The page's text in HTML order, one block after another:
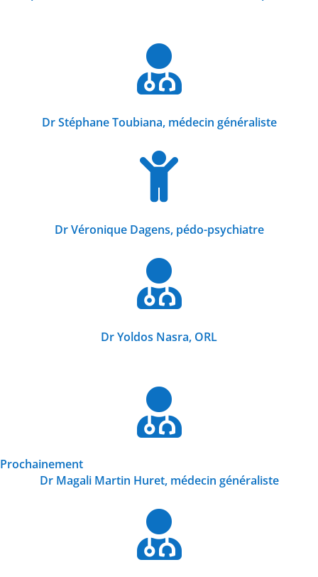

Dr Stéphane Toubiana, médecin généraliste

Dr Véronique Dagens, pédo-psychiatre

Dr Yoldos Nasra, ORL

Prochainement
Dr Magali Martin Huret, médecin généraliste
